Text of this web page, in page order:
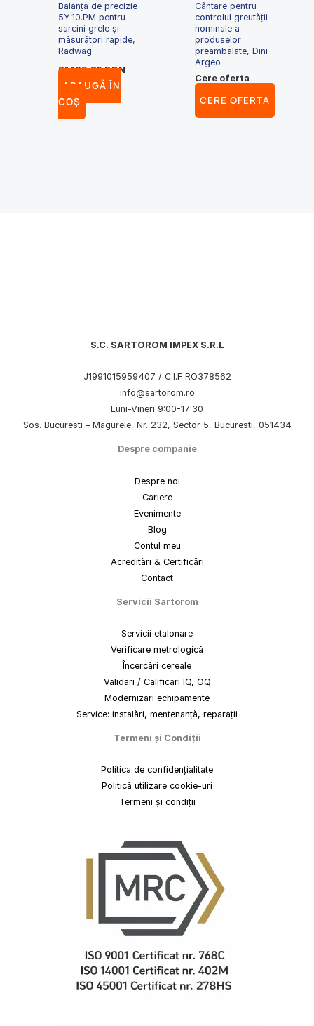
Balanța de precizie
5Y.10.PM pentru
sarcini grele și
măsurători rapide,
Radwag
21,129.80RON
ADAUGĂ ÎN
COȘ
Cântare pentru
controlul greutăţii
nominale a
produselor
preambalate, Dini
Argeo
Cere oferta
CERE OFERTA
S.C. SARTOROM IMPEX S.R.L
J1991015959407 / C.I.F RO378562
info@sartorom.ro
Luni-Vineri 9:00-17:30
Sos. Bucuresti – Magurele, Nr. 232, Sector 5, Bucuresti, 051434
Despre companie
Despre noi
Cariere
Evenimente
Blog
Contul meu
Acreditări & Certificări
Contact
Servicii Sartorom
Servicii etalonare
Verificare metrologică
Încercări cereale
Validari / Calificari IQ, OQ
Modernizari echipamente
Service: instalări, mentenanță, reparații
Termeni și Condiții
Politica de confidențialitate
Politică utilizare cookie-uri
Termeni și condiții